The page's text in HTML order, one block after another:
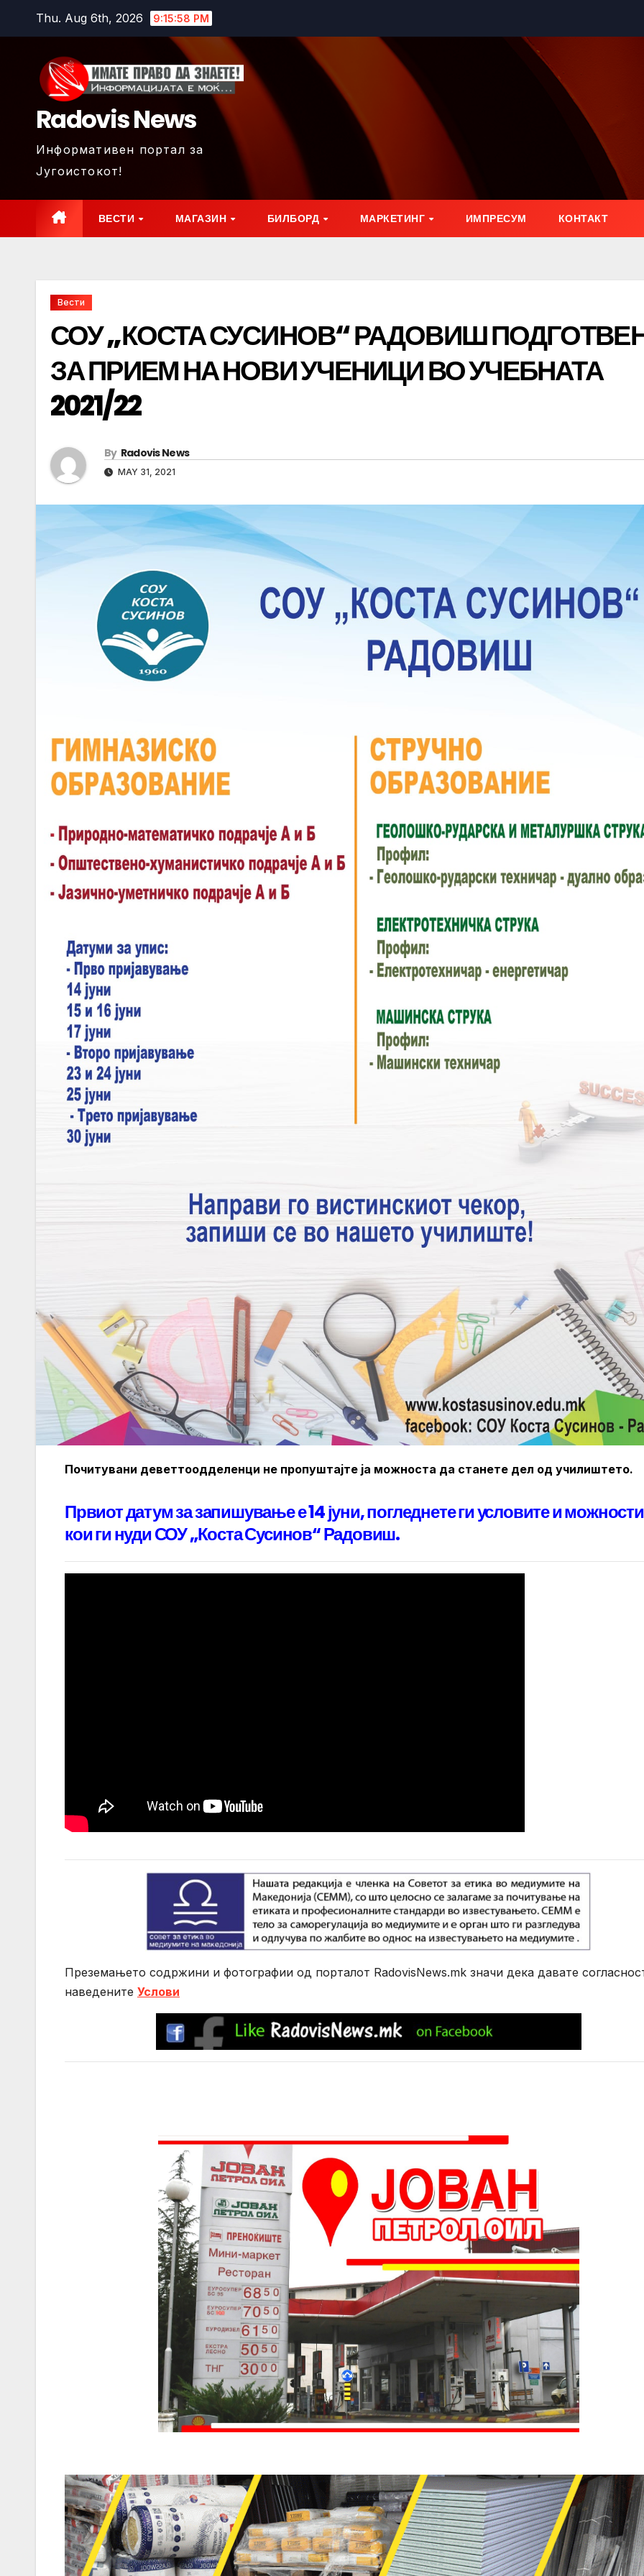
Thu. Aug 6th, 2026 9:16:00 PM
Radovis News
Информативен портал за
Југоистокот!
ВЕСТИ МАГАЗИН БИЛБОРД МАРКЕТИНГ ИМПРЕСУМ КОНТАКТ
Вести
СОУ „КОСТА СУСИНОВ“ РАДОВИШ
ЗА ПРИЕМ НА НОВИ УЧЕНИЦИ ВО УЧЕБНАТА
2021/22
By Radovis News
MAY 31, 2021
Почитувани деветтоодделенци не пропуштајте ја можноста да станете дел од училиштето.
Првиот датум за запишување е 14 јуни, погледнете ги условите и
кои ги нуди СОУ „Коста Сусинов“ Радовиш.
Преземањето содржини и фотографии од порталот RadovisNews.mk значи дека давате
нaведените Услови